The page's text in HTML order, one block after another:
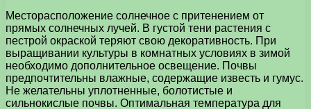
Месторасположение солнечное с притенением от
прямых солнечных лучей. В густой тени растения с
пестрой окраской теряют свою декоративность. При
выращивании культуры в комнатных условиях в зимой
необходимо дополнительное освещение. Почвы
предпочтительны влажные, содержащие известь и гумус.
Не желательны уплотненные, болотистые и
сильнокислые почвы. Оптимальная температура для